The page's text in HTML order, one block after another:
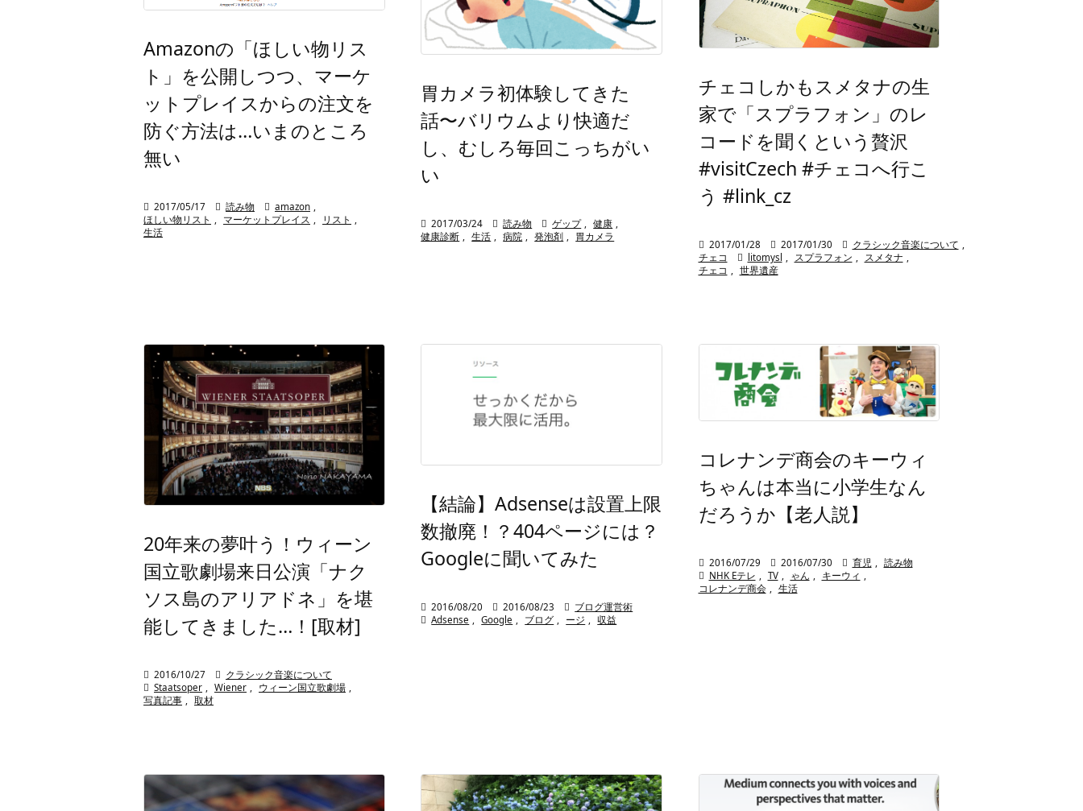
Amazonの「ほしい物リス
ト」を公開しつつ、マーケ
ットプレイスからの注文を
防ぐ方法は…いまのところ
無い
 2017/05/17  読み物  amazon ,
ほしい物リスト , マーケットプレイス , リスト ,
生活
胃カメラ初体験してきた
話〜バリウムより快適だ
し、むしろ毎回こっちがい
い
 2017/03/24  読み物  ゲップ , 健康 ,
健康診断 , 生活 , 病院 , 発泡剤 , 胃カメラ
チェコしかもスメタナの生
家で「スプラフォン」のレ
コードを聞くという贅沢
#visitCzech #チェコへ行こ
う #link_cz
 2017/01/28  2017/01/30  クラシック音楽について ,
チェコ
 litomysl , スプラフォン , スメタナ ,
チェコ , 世界遺産
20年来の夢叶う！ウィーン
国立歌劇場来日公演「ナク
ソス島のアリアドネ」を堪
能してきました…！[取材]
 2016/10/27  クラシック音楽について
 Staatsoper Wiener ウィーン国立歌劇場
写真記事
取材
【結論】Adsenseは設置上限
数撤廃！？404ページには？
Googleに聞いてみた
 2016/08/20  2016/08/23  ブログ運営術
 Adsense , Google , ブログ , ージ , 収益
コレナンデ商会のキーウィ
ちゃんは本当に小学生なん
だろうか【老人説】
 2016/07/29  2016/07/30  育児
読み物
 NHK Eテレ TV ゃん キーウィ
コレナンデ商会
生活